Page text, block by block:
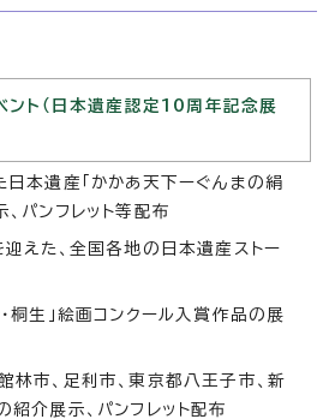
ント（日本遺産認定10周年記念展
本遺産「かかあ天下ーぐんまの絹
パンフレット等配布
えた、全国各地の日本遺産ストー
桐生」絵画コンクール入賞作品の展
林市、足利市、東京都八王子市、新
紹介展示、パンフレット配布